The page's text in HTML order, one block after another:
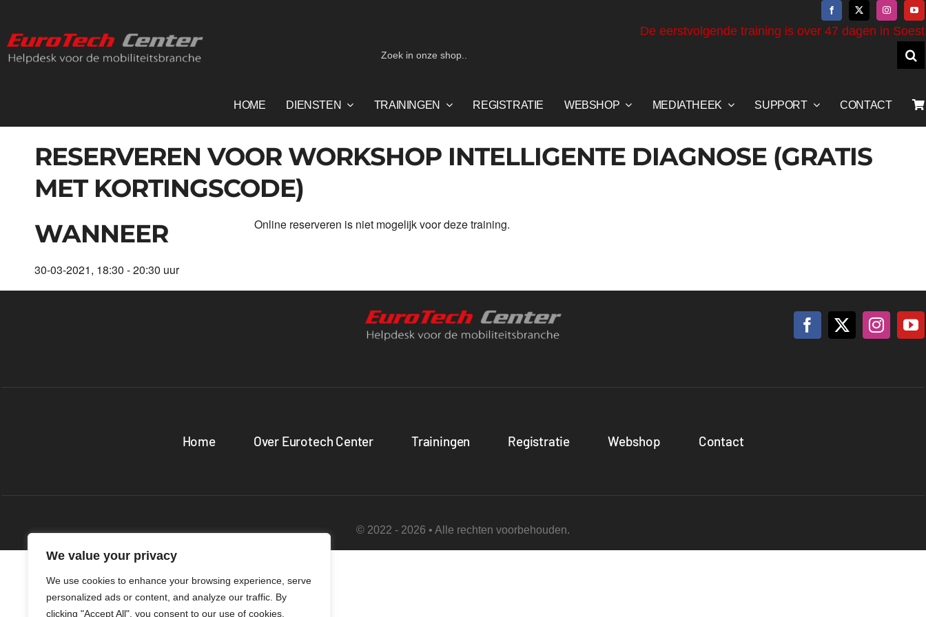
We value your privacy
We use cookies to enhance your browsing experience, serve
personalized ads or content, and analyze our traffic. By
clicking "Accept All", you consent to our use of cookies.
naar
inhoud
De eerstvolgende training is over 47 dagen in Soest
Zoeken
HOME DIENSTEN TRAININGEN REGISTRATIE WEBSHOP MEDIATHEEK SUPPORT CONTACT
RESERVEREN VOOR WORKSHOP INTELLIGENTE DIAGNOSE (GRATIS
MET KORTINGSCODE)
WANNEER
30-03-2021, 18:30 - 20:30 uur
Online reserveren is niet mogelijk voor deze training.
Home Over Eurotech Center Trainingen Registratie Webshop Contact
© 2022 - 2026 • Alle rechten voorbehouden.